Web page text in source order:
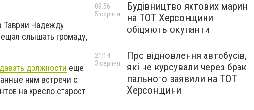
Таврии Надежду
слышать громаду,
должности еще
ним встречи с
на кресло старост
Будівництво яхтових марин
на ТОТ Херсонщини
обіцяють окупанти
09:56
5 серпня
Про відновлення автобусів,
які не курсували через брак
пального заявили на ТОТ
Херсонщини
21:14
3 серпня